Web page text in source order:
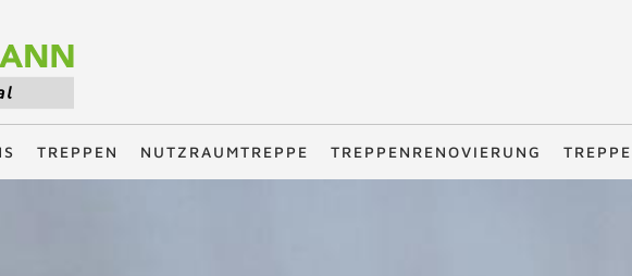
TREPPEN NUTZRAUMTREPPE TREPPENRENOVIERUNG